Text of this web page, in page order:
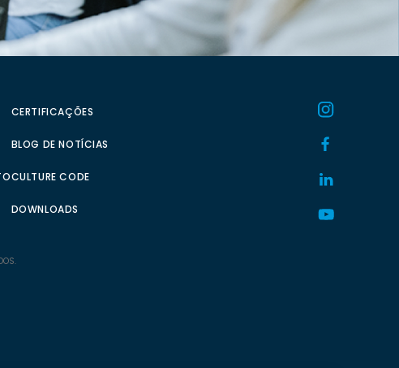
CERTIFICAÇÕES
BLOG DE NOTÍCIAS
CULTURE CODE
DOWNLOADS